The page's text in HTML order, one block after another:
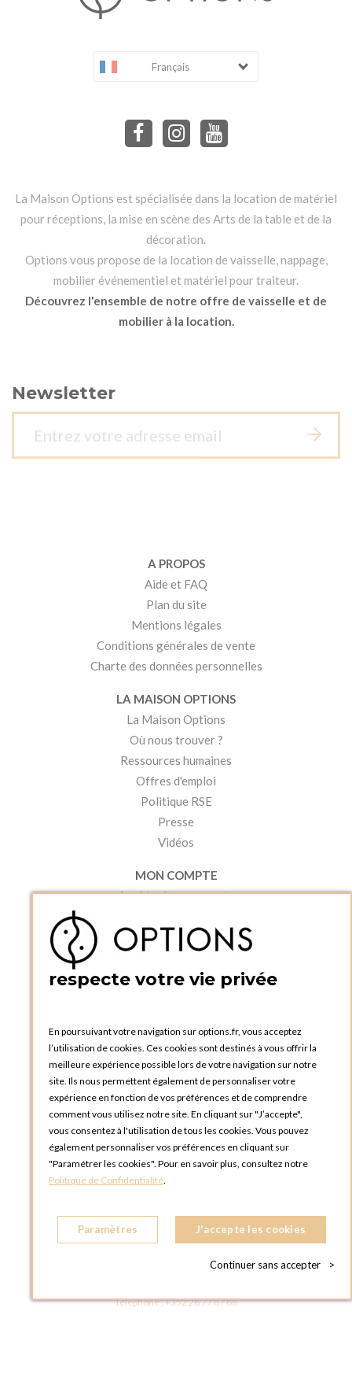
Français
La Maison Options est spécialisée dans la location de matériel
pour réceptions, la mise en scène des Arts de la table et de la
décoration.
Options vous propose de la location de vaisselle, nappage,
mobilier événementiel et matériel pour traiteur.
Découvrez l'ensemble de notre offre de vaisselle et de
mobilier à la location.
Newsletter
A PROPOS
Aide et FAQ
Plan du site
Mentions légales
Conditions générales de vente
Charte des données personnelles
LA MAISON OPTIONS
La Maison Options
Où nous trouver ?
Ressources humaines
Offres d'emploi
Politique RSE
Presse
Vidéos
MON COMPTE
Accéder à mon compte
Créer un compte
PRATIQUE
Catalogues et bons de commande
Tutoriels
OPTIONS LUXEMBOURG
13 rue Paul Rischard
5324 Contern
LUXEMBOURG
BOUTIQUE OPTIONS LUXEMBOURG
L - 1842 HOWALD LUXEMBOURG
Téléphone :+352 28 77 87 88
respecte votre vie privée
En poursuivant votre navigation sur options.fr, vous acceptez
l’utilisation de cookies. Ces cookies sont destinés à vous offrir la
meilleure expérience possible lors de votre navigation sur notre
site. Ils nous permettent également de personnaliser votre
expérience en fonction de vos préférences et de comprendre
comment vous utilisez notre site. En cliquant sur "J’accepte",
vous consentez à l'utilisation de tous les cookies. Vous pouvez
également personnaliser vos préférences en cliquant sur
"Paramétrer les cookies". Pour en savoir plus, consultez notre
Politique de Confidentialité.
Paramètres J'accepte les cookies
Continuer sans accepter >